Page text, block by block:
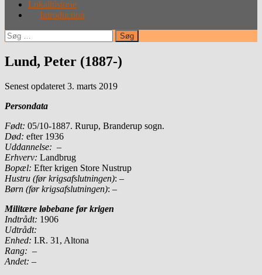
Lokalhistorie
Introduction
Søg
efter:
Lund, Peter (1887-)
Senest opdateret 3. marts 2019
Persondata
Født: 05/10-1887. Rurup, Branderup sogn.
Død: efter 1936
Uddannelse: –
Erhverv: Landbrug
Bopæl: Efter krigen Store Nustrup
Hustru (før krigsafslutningen): –
Børn (før krigsafslutningen): –
Militære løbebane før krigen
Indtrådt: 1906
Udtrådt:
Enhed: I.R. 31, Altona
Rang: –
Andet: –